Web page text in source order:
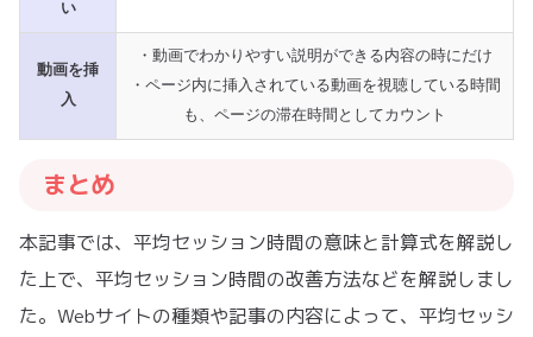
い
動画を挿
入
・動画でわかりやすい説明ができる内容の時にだけ
・ページ内に挿入されている動画を視聴している時間
も、ページの滞在時間としてカウント
まとめ
本記事では、平均セッション時間の意味と計算式を解説し
た上で、平均セッション時間の改善方法などを解説しまし
た。Webサイトの種類や記事の内容によって、平均セッシ